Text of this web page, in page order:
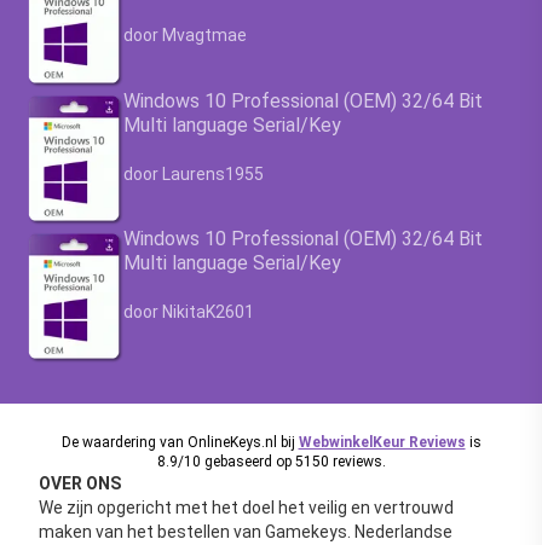
Waardering4.63
door Mvagtmae
Windows 10 Professional (OEM) 32/64 Bit
Multi language Serial/Key
Waardering4.63uit 5
door Laurens1955
Windows 10 Professional (OEM) 32/64 Bit
Multi language Serial/Key
Waardering4.63
door NikitaK2601
De waardering van OnlineKeys.nl bij WebwinkelKeur Reviews is
8.9/10 gebaseerd op 5150 reviews.
OVER ONS
We zijn opgericht met het doel het veilig en vertrouwd
maken van het bestellen van Gamekeys. Nederlandse